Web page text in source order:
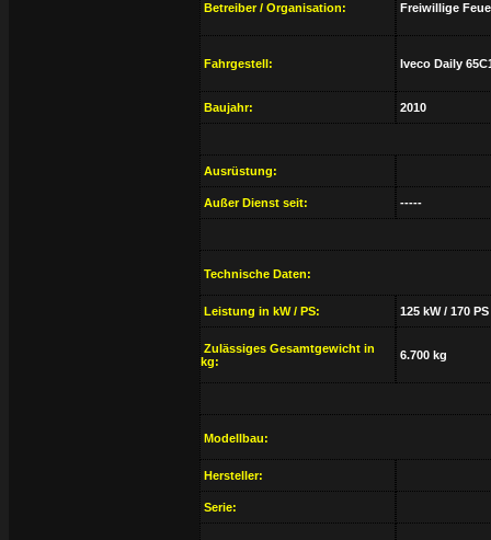
Betreiber / Organisation: Freiwillige
Fahrgestell: Iveco Daily
Baujahr: 2010
Ausrüstung:
Außer Dienst seit: -----
Technische Daten:
Leistung in kW / PS: 125 kW / 170 PS
Zulässiges Gesamtgewicht in
kg:
6.700 kg
Modellbau:
Hersteller:
Serie: